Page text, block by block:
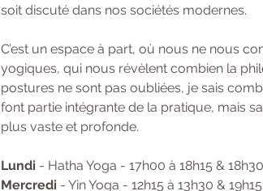
soit discuté dans nos sociétés modernes.
C’est un espace à part, où nous ne nous
yogiques, qui nous révèlent combien la
postures ne sont pas oubliées, je sais
font partie intégrante de la pratique, mais
plus vaste et profonde.
Lundi - Hatha Yoga - 17h00 à 18h15 &
Mercredi - Yin Yoga - 12h15 à 13h30 &